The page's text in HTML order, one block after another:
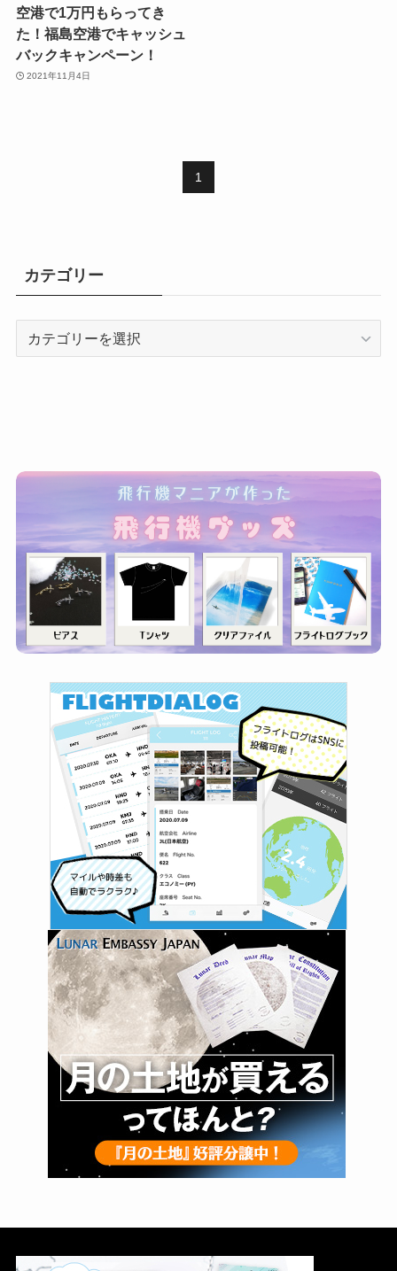
空港で1万円もらってき
た！福島空港でキャッシュ
バックキャンペーン！
2021年11月4日
1
カテゴリー